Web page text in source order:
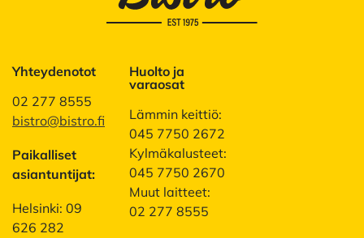
Yhteydenotot
02 277 8555
bistro@bistro.fi
Paikalliset
asiantuntijat:
Helsinki: 09
626 282
Huolto ja
varaosat
Lämmin keittiö:
045 7750 2672
Kylmäkalusteet:
045 7750 2670
Muut laitteet:
02 277 8555